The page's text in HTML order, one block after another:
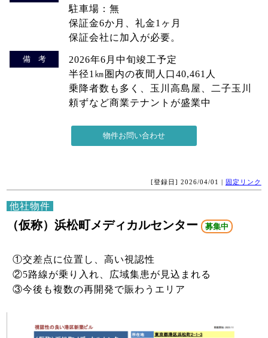
駐車場：無
保証金6か月、礼金1ヶ月
保証会社に加入が必要。
備 考
2026年6月中旬竣工予定
半径1㎞圏内の夜間人口40,461人
乗降者数も多く、玉川高島屋、二子玉川
頼ずなど商業テナントが盛業中
[登録日] 2026/04/01 | 固定リンク
他社物件
（仮称）浜松町メディカルセンター 募集中
①交差点に位置し、高い視認性
②5路線が乗り入れ、広域集患が見込まれる
③今後も複数の再開発で賑わうエリア